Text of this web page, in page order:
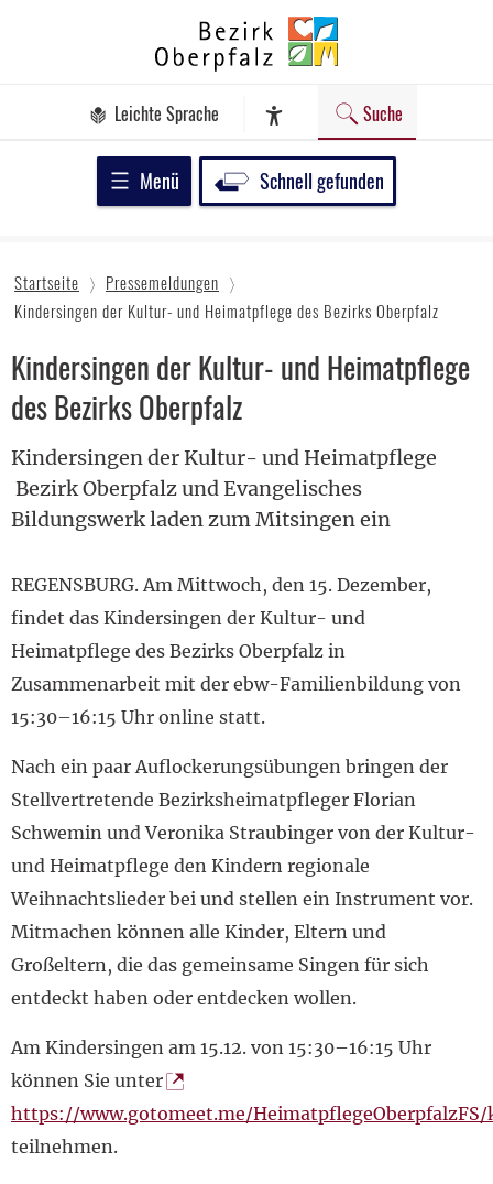
Bezirk
Oberpfalz
Leichte Sprache
Assistenz-Software
Suche
Menü Schnell gefunden
Startseite
Pressemeldungen
Kindersingen der Kultur- und Heimatpflege des Bezirks Oberpfalz
Kindersingen der Kultur- und Heimatpflege
des Bezirks Oberpfalz
Kindersingen der Kultur- und Heimatpflege
Bezirk Oberpfalz und Evangelisches
Bildungswerk laden zum Mitsingen ein
REGENSBURG. Am Mittwoch, den 15. Dezember,
findet das Kindersingen der Kultur- und
Heimatpflege des Bezirks Oberpfalz in
Zusammenarbeit mit der ebw-Familienbildung von
15:30–16:15 Uhr online statt.
Nach ein paar Auflockerungsübungen bringen der
Stellvertretende Bezirksheimatpfleger Florian
Schwemin und Veronika Straubinger von der Kultur-
und Heimatpflege den Kindern regionale
Weihnachtslieder bei und stellen ein Instrument vor.
Mitmachen können alle Kinder, Eltern und
Großeltern, die das gemeinsame Singen für sich
entdeckt haben oder entdecken wollen.
Am Kindersingen am 15.12. von 15:30–16:15 Uhr
können Sie unter
https://www.gotomeet.me/
teilnehmen.